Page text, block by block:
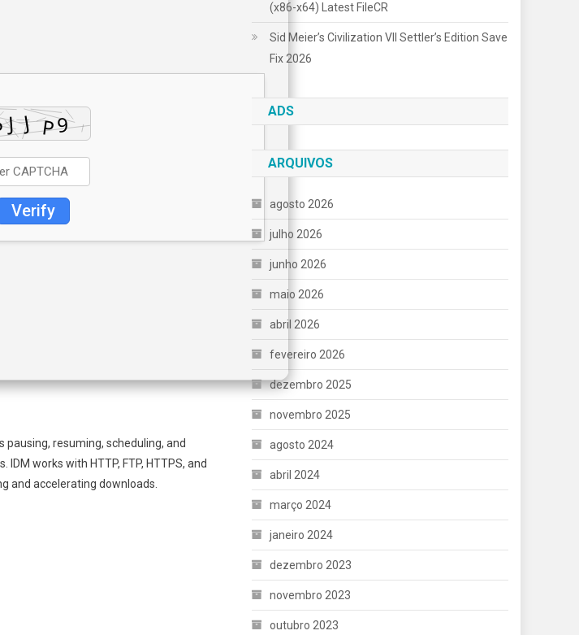
Verify
resuming, scheduling, and
works with HTTP, FTP, HTTPS, and
and accelerating downloads.
(x86-x64) Latest FileCR
Sid Meier’s Civilization VII Settler’s Edition Save
Fix 2026
ADS
ARQUIVOS
agosto 2026
julho 2026
junho 2026
maio 2026
abril 2026
fevereiro 2026
dezembro 2025
novembro 2025
agosto 2024
abril 2024
março 2024
janeiro 2024
dezembro 2023
novembro 2023
outubro 2023